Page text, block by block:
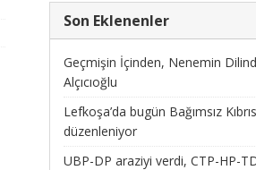
Son Eklenenler
Geçmişin İçinden, Nenemin
Alçıcıoğlu
Lefkoşa’da bugün Bağımsız
düzenleniyor
UBP-DP araziyi verdi, CTP-HP-